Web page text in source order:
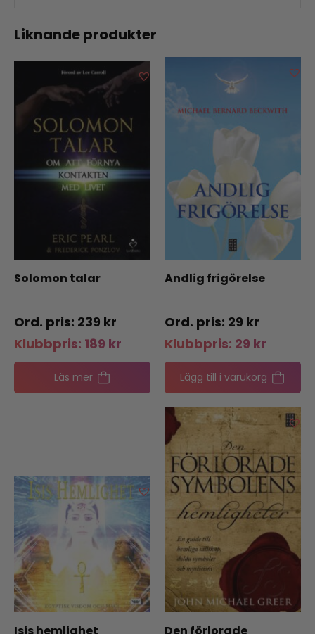
Liknande produkter
Solomon talar
239 kr
Klubbpris: 189 kr
Läs mer
Andlig frigörelse
29 kr
Klubbpris: 29 kr
Lägg till i varukorg